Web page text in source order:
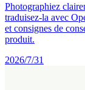
Photographiez
traduisez-la avec
et consignes de
produit.
2026/7/31